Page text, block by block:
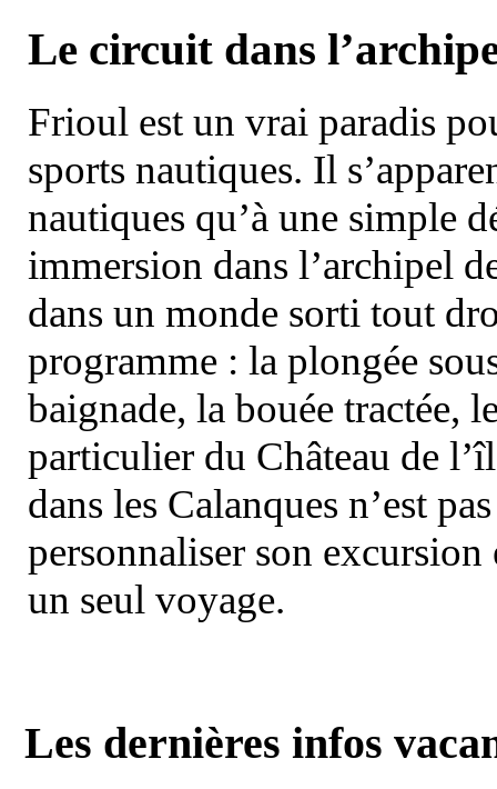
Le circuit dans
Frioul est un vrai paradis
sports nautiques. Il
nautiques qu’à une simple
immersion dans l’archipel
dans un monde sorti tout
programme : la plongée
baignade, la bouée tractée,
particulier du Château de
dans les Calanques n’est
personnaliser son
un seul voyage.
Les dernières infos